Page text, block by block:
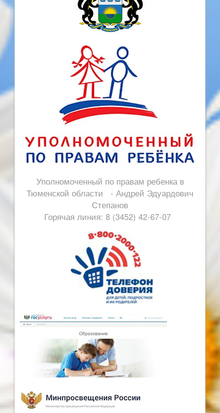
Уполномоченный по правам ребенка в
Тюменской области - Андрей Эдуардович
Степанов
Горячая линия: 8 (3452) 42-67-07